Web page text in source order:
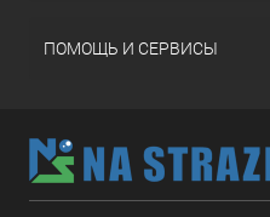
ПОМОЩЬ И СЕРВИСЫ